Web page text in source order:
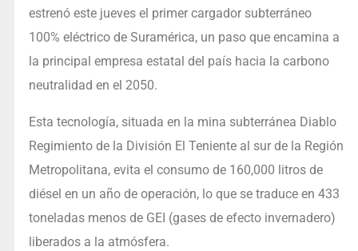
estrenó este jueves el primer cargador subterráneo
100% eléctrico de Suramérica, un paso que encamina a
la principal empresa estatal del país hacia la carbono
neutralidad en el 2050.
Esta tecnología, situada en la mina subterránea Diablo
Regimiento de la División El Teniente al sur de la Región
Metropolitana, evita el consumo de 160,000 litros de
diésel en un año de operación, lo que se traduce en 433
toneladas menos de GEI (gases de efecto invernadero)
liberados a la atmósfera.